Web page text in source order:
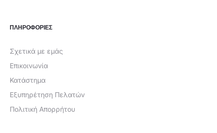
ΠΛΗΡΟΦΟΡΙΕΣ
Σχετικά με εμάς
Επικοινωνία
Κατάστημα
Εξυπηρέτηση Πελατών
Πολιτική Απορρήτου